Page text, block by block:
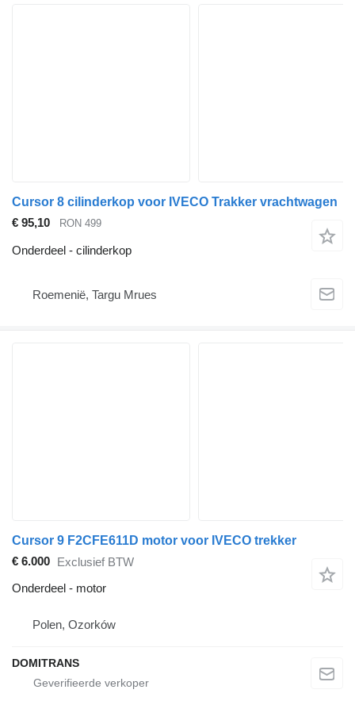
Cursor 8 cilinderkop voor IVECO Trakker vrachtwagen
€ 95,10
RON 499
Onderdeel - cilinderkop
Roemenië, Targu Mrues
Cursor 9 F2CFE611D motor voor IVECO trekker
€ 6.000 Exclusief BTW
Onderdeel - motor
Polen, Ozorków
DOMITRANS